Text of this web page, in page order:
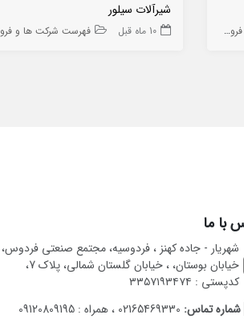
ها
شیرآلات سیلور
10 ماه قبل فهرست شرکت ها و فروشگاه ها
با ما
شهریار - جاده کهنز ، فردوسیه، مجتمع صنعتی فردوس،
خیابان بوستان، ، خیابان گلستان شمالی، پلاک 7،
کدپستی : ۳۳۵۷۱۹۳۴۷۴
شماره تماس: 02165469330 ، همراه : 09120809195